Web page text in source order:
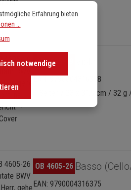
überspringen
OB 4605-19
EAN: 9790004316368
4 Seiten / 23 x 30.5 cm / 32
überspringen
OB 4605-26 Basso
EAN: 9790004316375
Erfahrung bieten
...
notwendige